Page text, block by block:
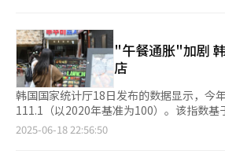
企业（B2B）展会，每年在上海国家会展中
聚来自全球2500余家企业，预计吸引12万
美诗旗下专注于ODM研发生产的子公司
BIO将联合参展，集中推广集“内服美容
的综合美丽解决方案。 此次展会上，科丝美诗将重点推介多款面
向国际市场的多款创新剂型与核心原料。
发的“SaRrr”是一种溶解性优异的新型蛋
入冷水或冷牛奶，也能迅速溶解，提升了产
"午餐通胀"加剧
店
韩国国家统计厅18日发布的数据显示，今
111.1（以2020年基准为100）。该指数基
计算，不变价指数反映剔除物价因素后的实际生
2025-06-18 22:56:50